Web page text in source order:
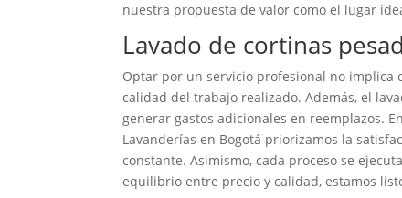
nuestra propuesta de valor como el lugar
Lavado de cortinas
Optar por un servicio profesional no implica
calidad del trabajo realizado. Además, el
generar gastos adicionales en reemplazos.
Lavanderías en Bogotá priorizamos la
constante. Asimismo, cada proceso se
equilibrio entre precio y calidad, estamos